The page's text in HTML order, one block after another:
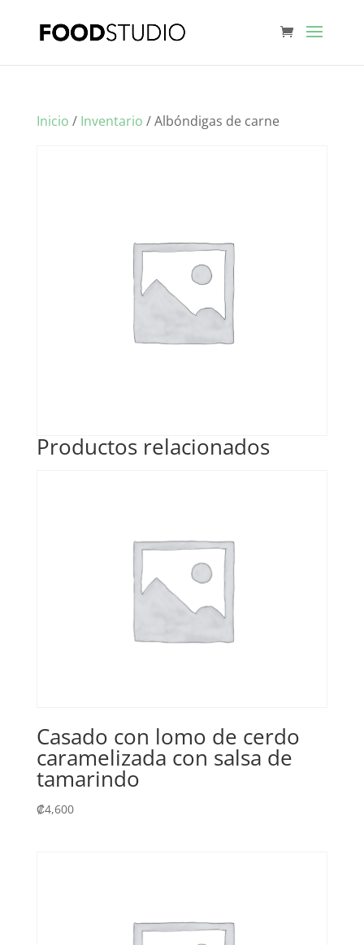
Inicio / Inventario / Albóndigas de carne
Productos relacionados
Casado con lomo de cerdo
caramelizada con salsa de
tamarindo
₡4,600